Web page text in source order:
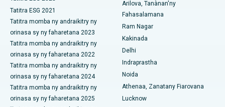
Hopitaly tsara indrindra ao amin'ny Suryaraopeta Main Road,
Hopitaly tsara indrindra ao amin'ny Canal Circular Road, Kolkata
Hopitaly tsara indrindra ao amin'ny CBD Belapur, Navi Mumbai
Hopitaly tsara indrindra ao Panchavati, Nashik
Fanoloana lohalika manontolo seramika
ERCP
Tatitra ESG 2021
Tatitra momba ny andraikitry ny
orinasa sy ny faharetana 2023
Tatitra momba ny andraikitry ny
orinasa sy ny faharetana 2022
Tatitra momba ny andraikitry ny
orinasa sy ny faharetana 2024
Tatitra momba ny andraikitry ny
orinasa sy ny faharetana 2025
Arilova, Tanànan'ny
Fahasalamana
Ram Nagar
Kakinada
Delhi
Indraprastha
Noida
Athenaa, Zanatany Fiarovana
Lucknow